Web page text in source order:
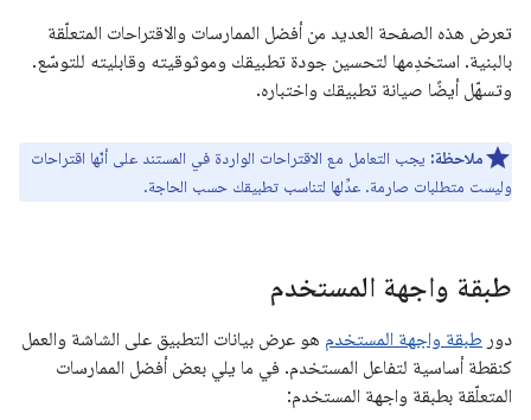
تعرض هذه الصفحة العديد من أفضل الممارسات والاقتراحات المتعلّقة
بالبنية. استخدِمها لتحسين جودة تطبيقك وموثوقيته وقابليته للتوسّع.
وتسهّل أيضًا صيانة تطبيقك واختباره.
ملاحظة: يجب التعامل مع الاقتراحات الواردة في المستند على أنّها اقتراحات
وليست متطلبات صارمة. عدِّلها لتناسب تطبيقك حسب الحاجة.
طبقة واجهة المستخدم
دور طبقة واجهة المستخدم هو عرض بيانات التطبيق على الشاشة والعمل
كنقطة أساسية لتفاعل المستخدم. في ما يلي بعض أفضل الممارسات
المتعلّقة بطبقة واجهة المستخدم: